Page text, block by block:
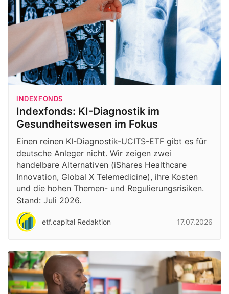
INDEXFONDS
Indexfonds: KI-Diagnostik im
Gesundheitswesen im Fokus
Einen reinen KI-Diagnostik-UCITS-ETF gibt es für
deutsche Anleger nicht. Wir zeigen zwei
handelbare Alternativen (iShares Healthcare
Innovation, Global X Telemedicine), ihre Kosten
und die hohen Themen- und Regulierungsrisiken.
Stand: Juli 2026.
etf.capital Redaktion 17.07.2026